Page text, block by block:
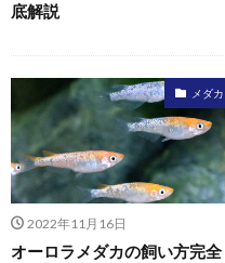
底解説
メダカ
2022年11月16日
オーロラメダカの飼い方完全